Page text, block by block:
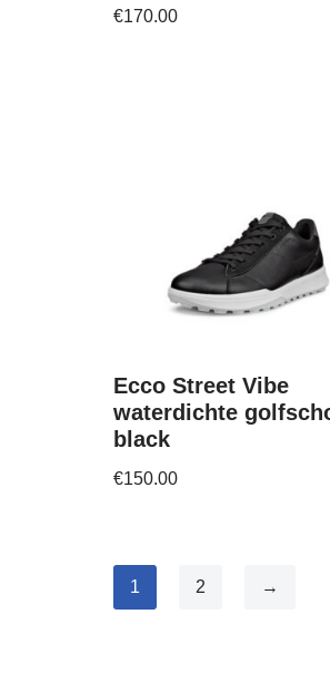
€170.00
Ecco Street Vibe
waterdichte
black
€150.00
1 2 →